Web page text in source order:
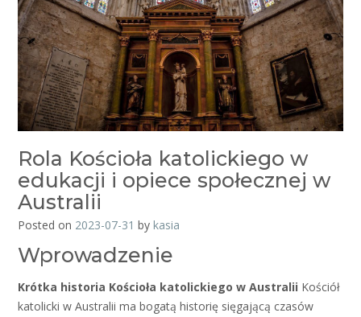
Rola Kościoła katolickiego w
edukacji i opiece społecznej w
Australii
Posted on 2023-07-31 by kasia
Wprowadzenie
Krótka historia Kościoła katolickiego w Australii Kościół
katolicki w Australii ma bogatą historię sięgającą czasów